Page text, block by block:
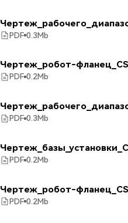
PDF 0.3Mb
Чертеж_робот-
PDF 0.2Mb
PDF 0.3Mb
PDF 0.2Mb
Чертеж_робот-
PDF 0.2Mb